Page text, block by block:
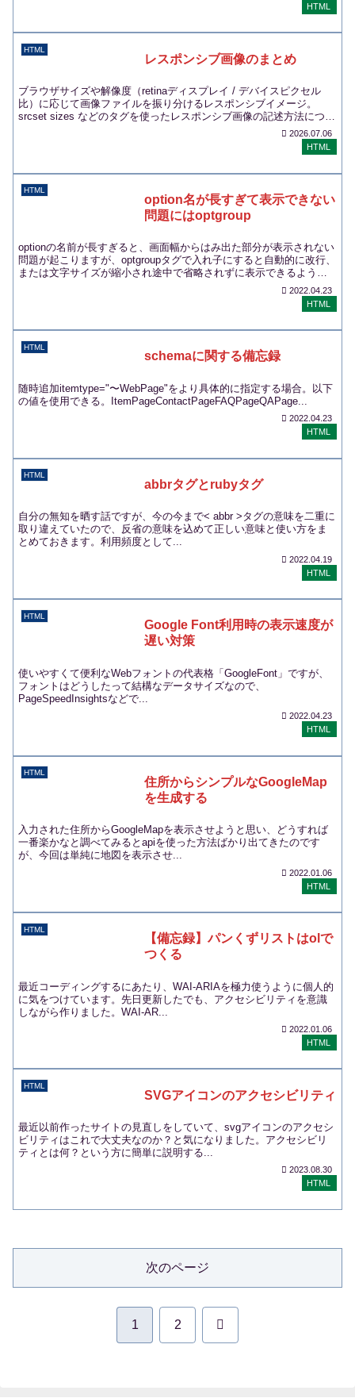
HTML
HTML
レスポンシブ画像のまとめ
ブラウザサイズや解像度（retinaディスプレイ / デバイスピクセル
比）に応じて画像ファイルを振り分けるレスポンシブイメージ。
srcset sizes などのタグを使ったレスポンシブ画像の記述方法につい
2026.07.06
HTML
HTML
option名が長すぎて表示できない
問題にはoptgroup
optionの名前が長すぎると、画面幅からはみ出た部分が表示されない
問題が起こりますが、optgroupタグで入れ子にすると自動的に改行、
または文字サイズが縮小され途中で省略されずに表示できるように
2022.04.23
HTML
HTML
schemaに関する備忘録
随時追加itemtype="〜WebPage"をより具体的に指定する場合。以下
の値を使用できる。ItemPageContactPageFAQPageQAPage...
2022.04.23
HTML
HTML
abbrタグとrubyタグ
自分の無知を晒す話ですが、今の今まで< abbr >タグの意味を二重に
取り違えていたので、反省の意味を込めて正しい意味と使い方をま
とめておきます。利用頻度として...
2022.04.19
HTML
HTML
Google Font利用時の表示速度が
遅い対策
使いやすくて便利なWebフォントの代表格「GoogleFont」ですが、
フォントはどうしたって結構なデータサイズなので、
PageSpeedInsightsなどで...
2022.04.23
HTML
HTML
住所からシンプルなGoogleMap
を生成する
入力された住所からGoogleMapを表示させようと思い、どうすれば
一番楽かなと調べてみるとapiを使った方法ばかり出てきたのです
が、今回は単純に地図を表示させ...
2022.01.06
HTML
HTML
【備忘録】パンくずリストはolで
つくる
最近コーディングするにあたり、WAI-ARIAを極力使うように個人的
に気をつけています。先日更新したでも、アクセシビリティを意識
しながら作りました。WAI-AR...
2022.01.06
HTML
HTML
SVGアイコンのアクセシビリティ
最近以前作ったサイトの見直しをしていて、svgアイコンのアクセシ
ビリティはこれで大丈夫なのか？と気になりました。アクセシビリ
ティとは何？という方に簡単に説明する...
2023.08.30
HTML
次のページ
1 2 次